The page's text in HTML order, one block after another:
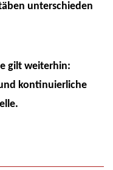
unterschieden
gilt weiterhin:
kontinuierliche